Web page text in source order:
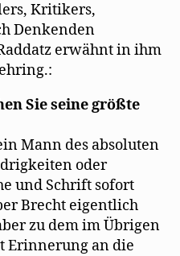
Kritikers,
Denkenden
erwähnt in ihm
Sie seine größte
Mann des absoluten
oder
und Schrift sofort
Brecht eigentlich
zu dem im Übrigen
Erinnerung an die